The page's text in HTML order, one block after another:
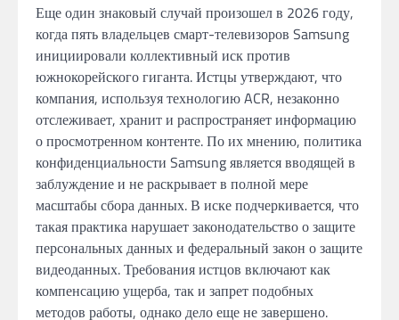
Еще один знаковый случай произошел в 2026 году,
когда пять владельцев смарт-телевизоров Samsung
инициировали коллективный иск против
южнокорейского гиганта. Истцы утверждают, что
компания, используя технологию ACR, незаконно
отслеживает, хранит и распространяет информацию
о просмотренном контенте. По их мнению, политика
конфиденциальности Samsung является вводящей в
заблуждение и не раскрывает в полной мере
масштабы сбора данных. В иске подчеркивается, что
такая практика нарушает законодательство о защите
персональных данных и федеральный закон о защите
видеоданных. Требования истцов включают как
компенсацию ущерба, так и запрет подобных
методов работы, однако дело еще не завершено.